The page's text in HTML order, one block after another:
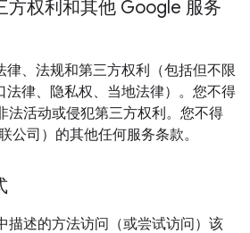
方权利和其他 Google 服务
律、法规和第三方权利（包括但不限
法律、隐私权、当地法律）。您不得
法活动或侵犯第三方权利。您不得
公司）的其他任何服务条款。
描述的方法访问（或尝试访问）该